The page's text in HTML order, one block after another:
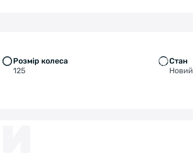
Розмір колеса
125
Стан
Новий